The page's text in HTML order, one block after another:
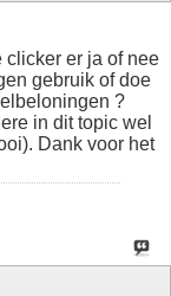
clicker er ja of nee
gebruik of doe
?
in dit topic wel
Dank voor het